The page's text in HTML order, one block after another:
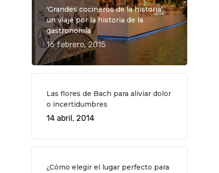
'Grandes cocineros de la historia',
un viaje por la historia de la
gastronomía
16 febrero, 2015
Las flores de Bach para aliviar dolor
o incertidumbres
14 abril, 2014
¿Cómo elegir el lugar perfecto para
Planes